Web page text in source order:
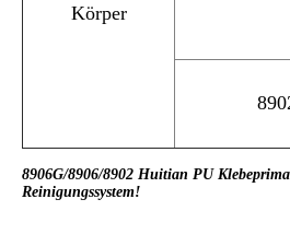
Körper
8906G/8906/8902 Huitian PU
Reinigungssystem!